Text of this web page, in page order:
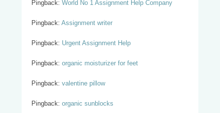
Pingback: World No 1 Assignment Help Company
Pingback: Assignment writer
Pingback: Urgent Assignment Help
Pingback: organic moisturizer for feet
Pingback: valentine pillow
Pingback: organic sunblocks